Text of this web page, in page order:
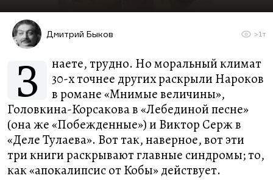
Дмитрий Быков >1т
З
наете, трудно. Но моральный климат
30-х точнее других раскрыли Нароков
в романе «Мнимые величины»,
Головкина-Корсакова в «Лебединой песне»
(она же «Побежденные») и Виктор Серж в
«Деле Тулаева». Вот так, наверное, вот эти
три книги раскрывают главные синдромы; то,
как «апокалипсис от Кобы» действует.